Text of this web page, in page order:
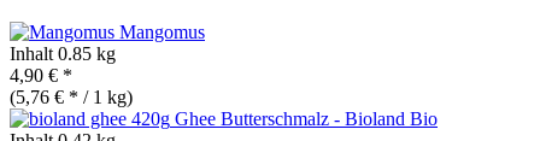
Mangomus
Inhalt 0.85 kg
4,90 € *
(5,76 € * / 1 kg)
Ghee Butterschmalz - Bioland Bio